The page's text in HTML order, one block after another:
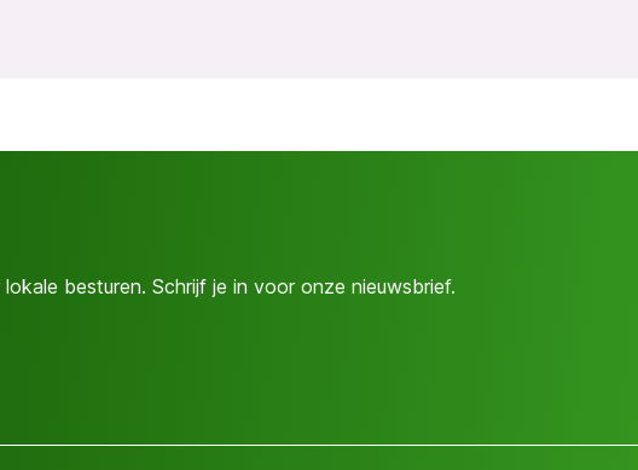
besturen. Schrijf je in voor onze nieuwsbrief.